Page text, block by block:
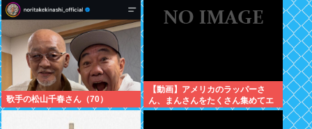
歌手の松山千春さん（70）
【動画】アメリカのラッパーさ
ん、まんさんをたくさん集めてエ
チエチダンスを全裸で踊るMVを撮